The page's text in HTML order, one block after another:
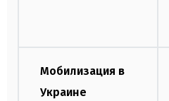
Мобилизация в
Украине